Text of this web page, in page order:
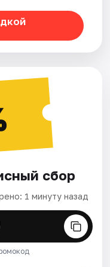
сбор
1 минуту назад